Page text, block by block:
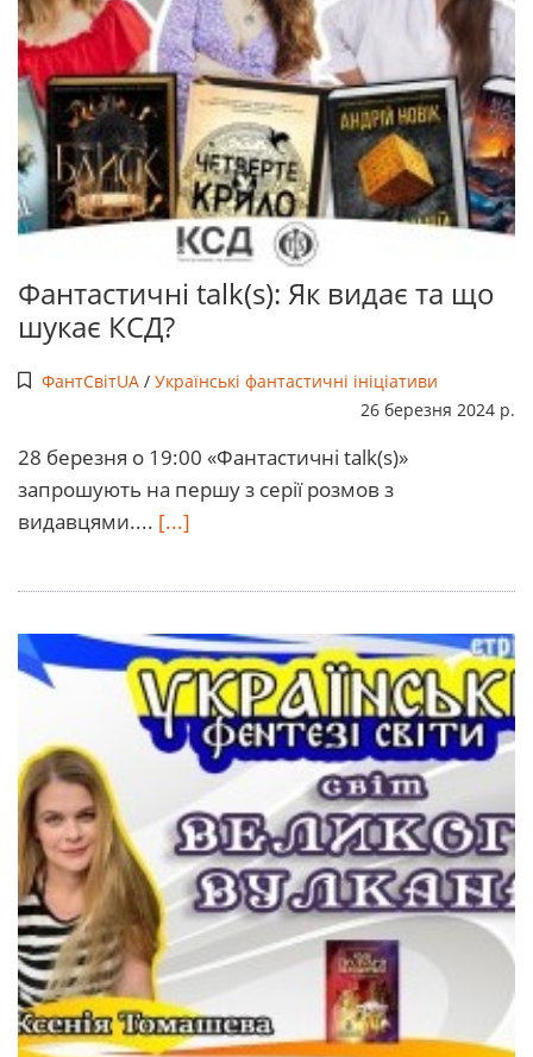
Фантастичні talk(s): Як видає та що
шукає КСД?
ФантСвітUA/ Українські фантастичні ініціативи
26 березня 2024 р.
28 березня о 19:00 «Фантастичні talk(s)»
запрошують на першу з серії розмов з
видавцями.... [...]